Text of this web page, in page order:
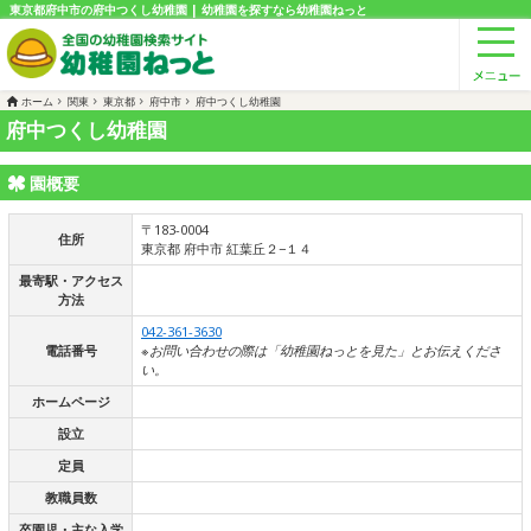
東京都府中市の府中つくし幼稚園 | 幼稚園を探すなら幼稚園ねっと
ホーム 関東 東京都 府中市 府中つくし幼稚園
府中つくし幼稚園
園概要
住所
〒183-0004
東京都 府中市 紅葉丘２−１４
最寄駅・アクセス
方法
電話番号
042-361-3630
※お問い合わせの際は「幼稚園ねっとを見た」とお伝えくださ
い。
ホームページ
設立
定員
教職員数